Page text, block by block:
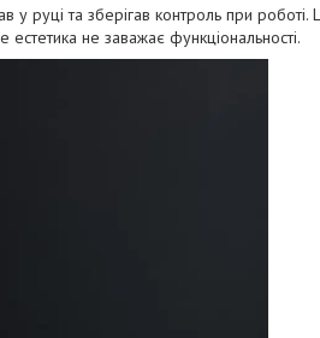
у руці та зберігав контроль при
естетика не заважає функціональності.